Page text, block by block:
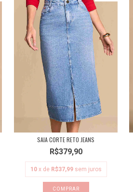
SAIA CORTE RETO JEANS
R$379,90
10 x de R$37,99 sem juros
COMPRAR